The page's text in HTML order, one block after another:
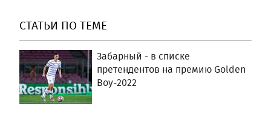
СТАТЬИ ПО ТЕМЕ
Забарный - в списке
претендентов на премию Golden
Boy-2022